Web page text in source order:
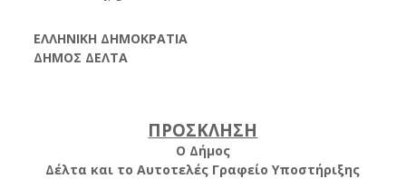
ΕΛΛΗΝΙΚΗ ΔΗΜΟΚΡΑΤΙΑ
ΔΗΜΟΣ ΔΕΛΤΑ
ΠΡΟΣΚΛΗΣΗ
Ο Δήμος
Δέλτα και το Αυτοτελές Γραφείο Υποστήριξης